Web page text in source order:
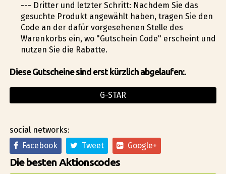
--- Dritter und letzter Schritt: Nachdem Sie das
gesuchte Produkt angewählt haben, tragen Sie den
Code an der dafür vorgesehenen Stelle des
Warenkorbs ein, wo "Gutschein Code" erscheint und
nutzen Sie die Rabatte.
Diese Gutscheine sind erst kürzlich abgelaufen:.
G-STAR
social networks:
Facebook
Tweet Google+
Die besten Aktionscodes